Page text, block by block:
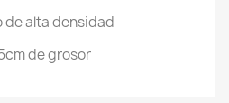
de alta densidad
de grosor